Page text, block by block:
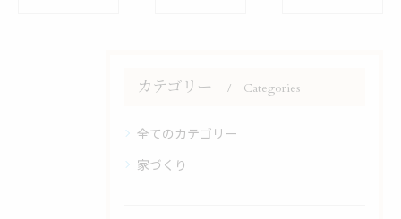
カテゴリー Categories
全てのカテゴリー
家づくり